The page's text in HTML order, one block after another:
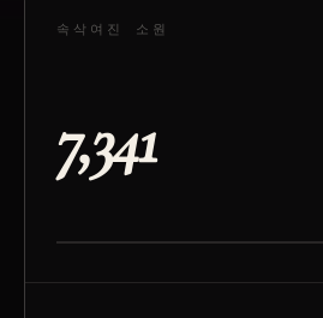
속삭여진 소원
7,341